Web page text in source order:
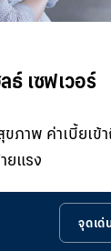
ธ์ เซฟเวอร์
ภาพ ค่าเบี้ยเข้
ยแรง
จุดเด่